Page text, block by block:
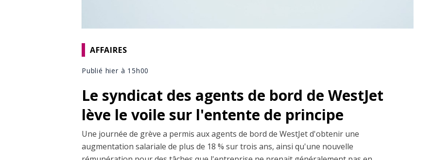
AFFAIRES
Publié hier à 15h00
Le syndicat des agents de bord de WestJet
lève le voile sur l'entente de principe
Une journée de grève a permis aux agents de bord de WestJet d'obtenir une
augmentation salariale de plus de 18 % sur trois ans, ainsi qu'une nouvelle